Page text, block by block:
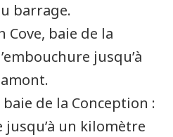
barrage.
Cove, baie de la
jusqu’à
baie de la Conception :
jusqu’à un kilomètre